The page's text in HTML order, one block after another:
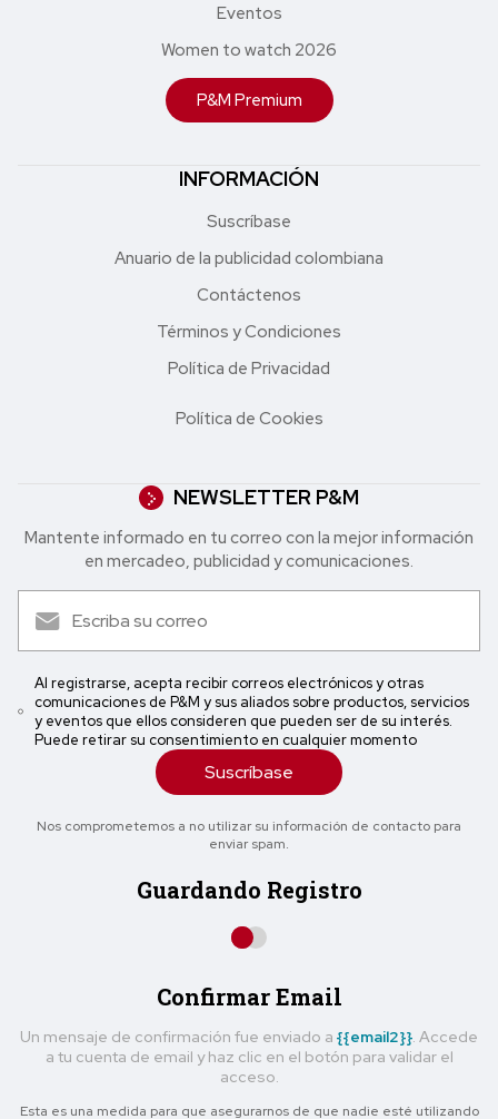
Eventos
Women to watch 2026
P&M Premium
INFORMACIÓN
Suscríbase
Anuario de la publicidad colombiana
Contáctenos
Términos y Condiciones
Política de Privacidad
Política de Cookies
NEWSLETTER P&M
Mantente informado en tu correo con la mejor in formación
en mercadeo, publicidad y comunicaciones.
Al registrarse, acepta recibir correos electrónicos y otras
comunicaciones de P&M y sus aliados sobre productos, servicios
y eventos que ellos consideren que pueden ser de su interés.
Puede retirar su consentimiento en cualquier momento
Suscríbase
Nos comprometemos a no utilizar su información de contacto para
enviar spam.
Guardando Registro
Confirmar Email
Un mensaje de confirmación fue enviado a {{email2}} . Accede
a tu cuenta de email y haz clic en el botón para validar el
acceso.
Esta es una medida para que asegurarnos de que nadie esté utilizando